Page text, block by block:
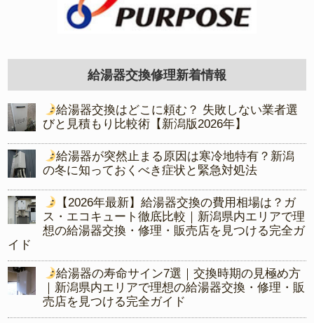
給湯器交換修理新着情報
給湯器交換はどこに頼む？ 失敗しない業者選
びと見積もり比較術【新潟版2026年】
給湯器が突然止まる原因は寒冷地特有？新潟
の冬に知っておくべき症状と緊急対処法
【2026年最新】給湯器交換の費用相場は？ガ
ス・エコキュート徹底比較｜新潟県内エリアで理
想の給湯器交換・修理・販売店を見つける完全ガ
イド
給湯器の寿命サイン7選｜交換時期の見極め方
｜新潟県内エリアで理想の給湯器交換・修理・販
売店を見つける完全ガイド